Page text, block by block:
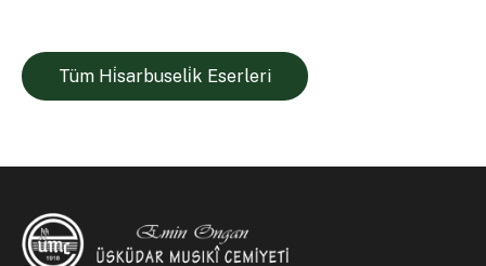
Tüm Hi̇sarbuseli̇k Eserleri